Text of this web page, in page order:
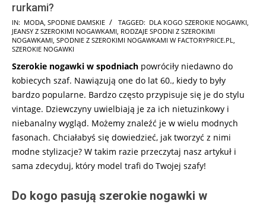
rurkami?
2021-
07-
07
IN: MODA SPODNIE DAMSKIE TAGGED: DLA KOGO SZEROKIE NOGAWKI
JEANSY Z SZEROKIMI NOGAWKAMI RODZAJE SPODNI Z SZEROKIMI
NOGAWKAMI SPODNIE Z SZEROKIMI NOGAWKAMI W FACTORYPRICE.PL
SZEROKIE NOGAWKI
Szerokie nogawki w spodniach powróciły niedawno do
kobiecych szaf. Nawiązują one do lat 60., kiedy to były
bardzo popularne. Bardzo często przypisuje się je do stylu
vintage. Dziewczyny uwielbiają je za ich nietuzinkowy i
niebanalny wygląd. Możemy znaleźć je w wielu modnych
fasonach. Chciałabyś się dowiedzieć, jak tworzyć z nimi
modne stylizacje? W takim razie przeczytaj nasz artykuł i
sama zdecyduj, który model trafi do Twojej szafy!
Do kogo pasują szerokie nogawki w